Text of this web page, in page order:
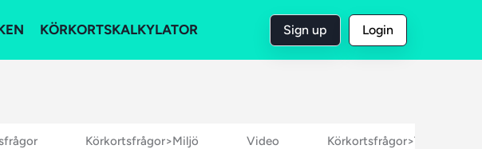
KÖRKORTSKALKYLATOR Sign up Login
Körkortsfrågor>Miljö Video Körkortsfrågor>Trafikregler